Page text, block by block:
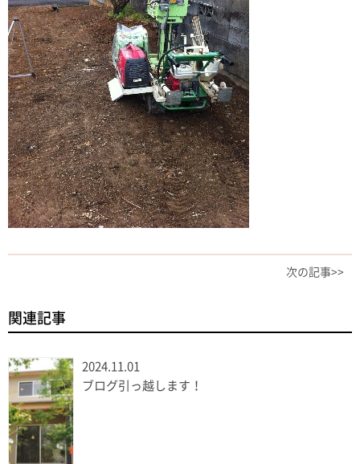
次の記事>>
関連記事
2024.11.01
ブログ引っ越します！